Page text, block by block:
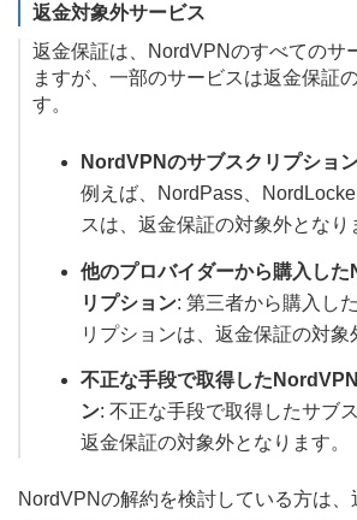
返金対象外サービス
返金保証は、NordVPNのすべてのサ
ますが、一部のサービスは返金保証
す。
NordVPNのサブスクリプショ
例えば、NordPass、
スは、返金保証の対象外となり
他のプロバイダーから購入し
リプション: 第三者から購入し
リプションは、返金保証の対象
不正な手段で取得した
ン: 不正な手段で取得したサブ
返金保証の対象外となります。
NordVPNの解約を検討している方は